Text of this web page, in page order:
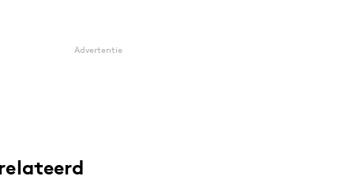
Advertentie